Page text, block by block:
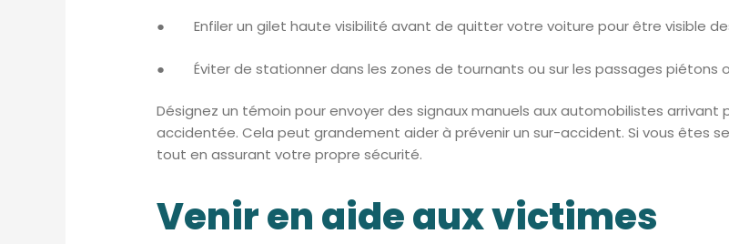
● Enfiler un gilet haute visibilité avant de quitter votre voiture pour être visible
● Éviter de stationner dans les zones de tournants ou sur les passages piétons
Désignez un témoin pour envoyer des signaux manuels aux automobilistes
accidentée. Cela peut grandement aider à prévenir un sur-accident. Si vous êtes
tout en assurant votre propre sécurité.
Venir en aide aux victimes